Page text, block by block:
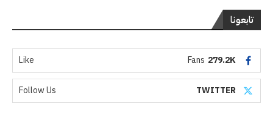
تابعونا
279.2K
Fans
Like
TWITTER
Follow Us